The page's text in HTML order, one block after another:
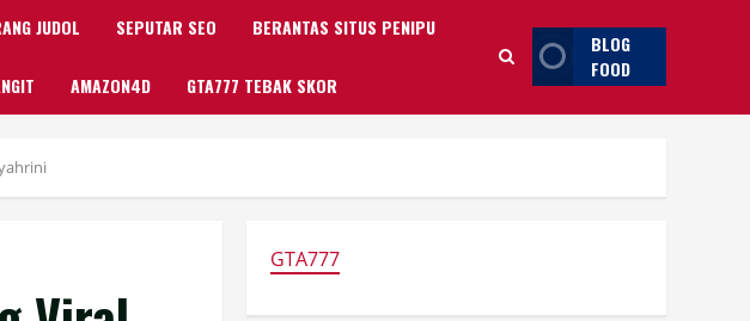
JUDOL SEPUTAR SEO BERANTAS SITUS PENIPU
AMAZON4D GTA777 TEBAK SKOR
BLOG
FOOD
GTA777